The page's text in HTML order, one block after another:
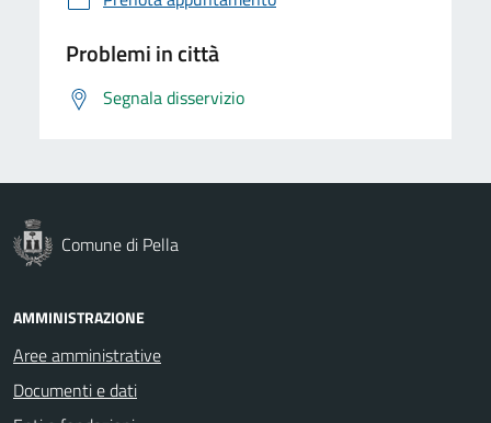
Problemi in città
Segnala disservizio
Comune di Pella
AMMINISTRAZIONE
Aree amministrative
Documenti e dati